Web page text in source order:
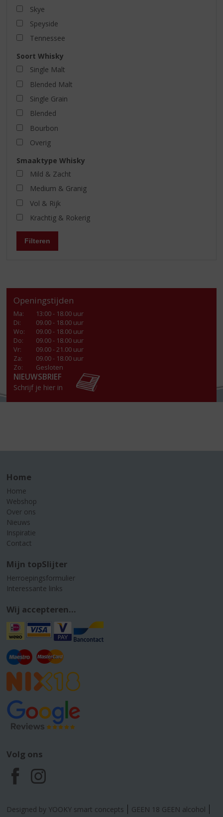
Skye
Speyside
Tennessee
Soort Whisky
Single Malt
Blended Malt
Single Grain
Blended
Bourbon
Overig
Smaaktype Whisky
Mild & Zacht
Medium & Granig
Vol & Rijk
Krachtig & Rokerig
Filteren
Openingstijden
Ma:
13:00 - 18.00 uur
Di:
09.00 - 18.00 uur
Wo:
09.00 - 18.00 uur
Do:
09.00 - 18.00 uur
Vr:
09.00 - 21.00 uur
Za:
09.00 - 18.00 uur
Zo:
Gesloten
NIEUWSBRIEF
Schrijf je hier in
Home
Home
Webshop
Over ons
Nieuws
Inspiratie
Contact
Mijn topSlijter
Herroepingsformulier
Interessante links
Wij accepteren...
Volg ons
F
a
I
n
Designed by YOOKY smart concepts GEEN 18 GEEN alcohol